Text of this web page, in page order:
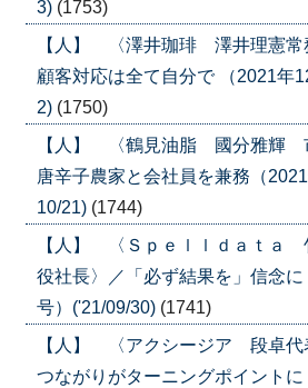
3) (1753)
【人】 〈澤井珈琲 澤井理憲常
顧客対応は全て自分で （2021年
2) (1750)
【人】 〈鶴見油脂 國分雅輝
唐辛子農家と会社員を兼務（
10/21) (1744)
【人】 〈Ｓｐｅｌｌｄａｔａ
役社長〉／「必ず結果を」信念に
号）('21/09/30) (1741)
【人】 〈アクシージア 段卓代
つながりがターニングポイントに